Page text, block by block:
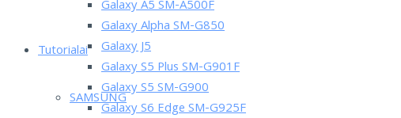
Tutorialai
SAMSUNG
Galaxy A5 SM-A500F
Galaxy Alpha SM-G850
Galaxy J5
Galaxy S5 Plus SM-G901F
Galaxy S5 SM-G900
Galaxy S6 Edge SM-G925F